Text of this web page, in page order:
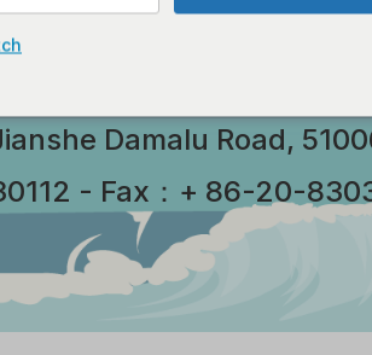
Damalu Road,
- Fax：+ 86-20-